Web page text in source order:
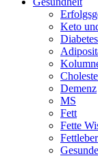
Keto
Diabetes
Demenz
MS
Fett
Fette
Fettleber